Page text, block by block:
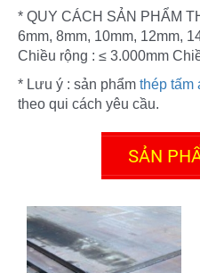
* QUY CÁCH SẢN PHẨM
6mm, 8mm, 10mm, 12mm,
Chiều rộng : ≤ 3.000mm
* Lưu ý : sản phẩm thép tấm
theo qui cách yêu cầu.
SẢN
giá thép chịu
07/2025
(29/07/2025)
Thép nội địa
thép tấm trong
(13/04/2024)
giá thép lập kỷ